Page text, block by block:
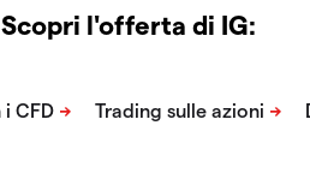
Scopri l'offerta di IG: